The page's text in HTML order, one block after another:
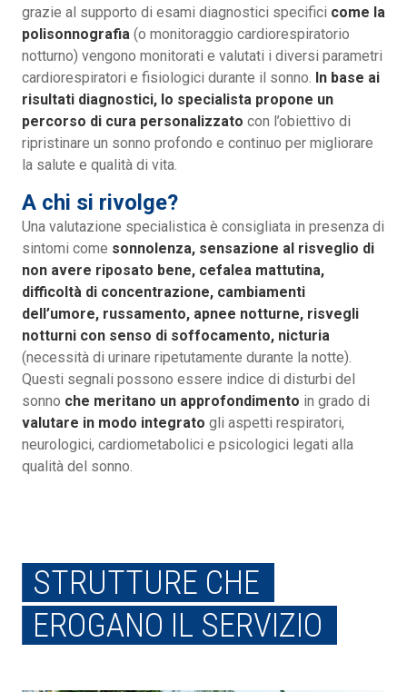
grazie al supporto di esami diagnostici specifici come la
polisonnografia (o monitoraggio cardiorespiratorio
notturno) vengono monitorati e valutati i diversi parametri
cardiorespiratori e fisiologici durante il sonno. In base ai
risultati diagnostici, lo specialista propone un
percorso di cura personalizzato con l’obiettivo di
ripristinare un sonno profondo e continuo per migliorare
la salute e qualità di vita.
A chi si rivolge?
Una valutazione specialistica è consigliata in presenza di
sintomi come sonnolenza, sensazione al risveglio di
non avere riposato bene, cefalea mattutina,
difficoltà di concentrazione, cambiamenti
dell’umore, russamento, apnee notturne, risvegli
notturni con senso di soffocamento, nicturia
(necessità di urinare ripetutamente durante la notte).
Questi segnali possono essere indice di disturbi del
sonno che meritano un approfondimento in grado di
valutare in modo integrato gli aspetti respiratori,
neurologici, cardiometabolici e psicologici legati alla
qualità del sonno.
STRUTTURE CHE
EROGANO IL SERVIZIO